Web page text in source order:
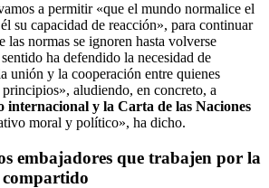
a permitir «que el mundo normalice el
su capacidad de reacción», para continuar
las normas se ignoren hasta volverse
ha defendido la necesidad de
unión y la cooperación entre quienes
aludiendo, en concreto, a
internacional y la Carta de las Naciones
moral y político», ha dicho.
embajadores que trabajen por la
compartido